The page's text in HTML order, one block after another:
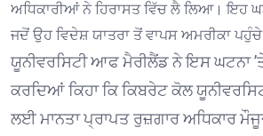
ਅਧਿਕਾਰੀਆਂ ਨੇ ਹਿਰਾਸਤ ਵਿੱਚ ਲੈ ਲਿਆ। ਇਹ
ਜਦੋਂ ਉਹ ਵਿਦੇਸ਼ ਯਾਤਰਾ ਤੋਂ ਵਾਪਸ ਅਮਰੀਕਾ
ਯੂਨੀਵਰਸਿਟੀ ਆਫ ਮੈਰੀਲੈਂਡ ਨੇ ਇਸ ਘਟਨਾ
ਕਰਦਿਆਂ ਕਿਹਾ ਕਿ ਕਿਬਰੇਟ ਕੋਲ
ਲਈ ਮਾਨਤਾ ਪ੍ਰਾਪਤ ਰੁਜ਼ਗਾਰ ਅਧਿਕਾਰ